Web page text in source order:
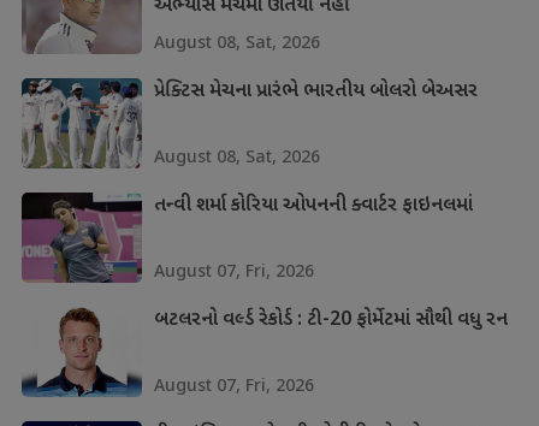
અભ્યાસ મેચમાં ઊતર્યો નહીં
August 08, Sat, 2026
પ્રેક્ટિસ મેચના પ્રારંભે ભારતીય બોલરો બેઅસર
August 08, Sat, 2026
તન્વી શર્મા કોરિયા ઓપનની ક્વાર્ટર ફાઇનલમાં
August 07, Fri, 2026
બટલરનો વર્લ્ડ રેકોર્ડ : ટી-20 ફોર્મેટમાં સૌથી વધુ રન
August 07, Fri, 2026